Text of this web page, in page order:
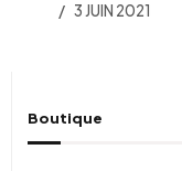
3 JUIN 2021
Boutique